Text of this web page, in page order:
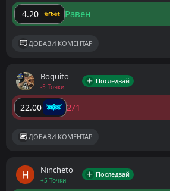
4.20 Равен
ДОБАВИ КОМЕНТАР
Boquito
-5 Точки
Последвай
22.00 2/1
ДОБАВИ КОМЕНТАР
Nincheto
+5 Точки
Последвай